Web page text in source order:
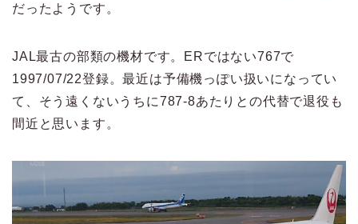
だったようです。
JAL最古の部類の機材です。ERではない767で
1997/07/22登録。最近は予備機っぽい扱いになってい
て、そう遠くないうちに787-8あたりとの代替で退役も
間近と思います。